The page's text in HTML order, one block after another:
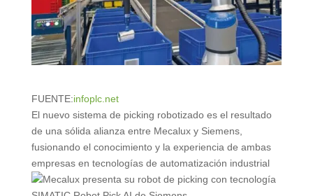
FUENTE:infoplc.net
El nuevo sistema de picking robotizado es el resultado
de una sólida alianza entre Mecalux y Siemens,
fusionando el conocimiento y la experiencia de ambas
empresas en tecnologías de automatización industrial